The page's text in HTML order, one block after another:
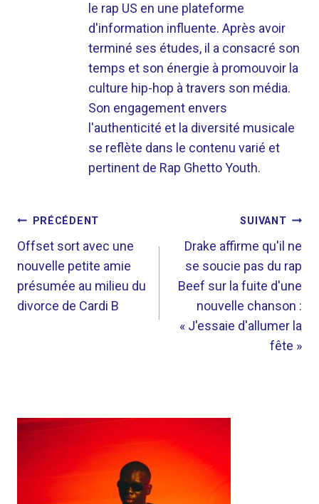
le rap US en une plateforme
d'information influente. Après avoir
terminé ses études, il a consacré son
temps et son énergie à promouvoir la
culture hip-hop à travers son média.
Son engagement envers
l'authenticité et la diversité musicale
se reflète dans le contenu varié et
pertinent de Rap Ghetto Youth.
NAVIGATION
DE
L’ARTICLE
PRÉCÉDENT
Offset sort avec une
nouvelle petite amie
présumée au milieu du
divorce de Cardi B
SUIVANT
Drake affirme qu'il ne
se soucie pas du rap
Beef sur la fuite d'une
nouvelle chanson :
« J'essaie d'allumer la
fête »